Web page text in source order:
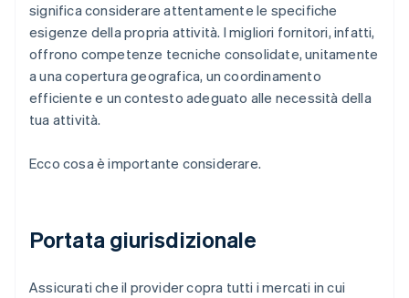
significa considerare attentamente le specifiche
esigenze della propria attività. I migliori fornitori, infatti,
offrono competenze tecniche consolidate, unitamente
a una copertura geografica, un coordinamento
efficiente e un contesto adeguato alle necessità della
tua attività.
Ecco cosa è importante considerare.
Portata giurisdizionale
Assicurati che il provider copra tutti i mercati in cui